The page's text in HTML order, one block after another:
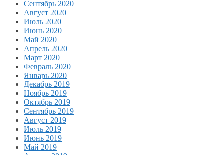
Сентябрь 2020
Август 2020
Июль 2020
Июнь 2020
Май 2020
Апрель 2020
Март 2020
Февраль 2020
Январь 2020
Декабрь 2019
Ноябрь 2019
Октябрь 2019
Сентябрь 2019
Август 2019
Июль 2019
Июнь 2019
Май 2019